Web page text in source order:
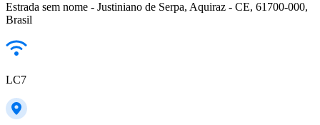
Estrada sem nome - Justiniano de Serpa, Aquiraz - CE, 61700-000,
Brasil
LC7